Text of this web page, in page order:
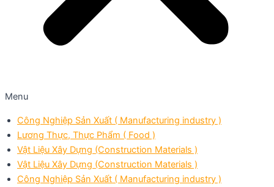
Menu
Công Nghiệp Sản Xuất ( Manufacturing industry )
Lương Thực, Thực Phẩm ( Food )
Vật Liệu Xây Dựng (Construction Materials )
Vật Liệu Xây Dựng (Construction Materials )
Công Nghiệp Sản Xuất ( Manufacturing industry )